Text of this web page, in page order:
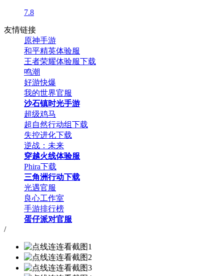
7.8
友情链接
原神手游
和平精英体验服
王者荣耀体验服下载
鸣潮
好游快爆
我的世界官服
沙石镇时光手游
超级鸡马
超自然行动组下载
失控进化下载
逆战：未来
穿越火线体验服
Phira下载
三角洲行动下载
光遇官服
良心工作室
手游排行榜
蛋仔派对官服
/